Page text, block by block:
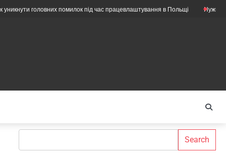
помилок під час працевлаштування в Польщі Нужны ли ещё
Search